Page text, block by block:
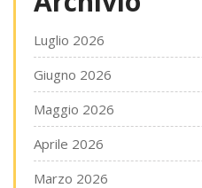
Luglio 2026
Giugno 2026
Maggio 2026
Aprile 2026
Marzo 2026